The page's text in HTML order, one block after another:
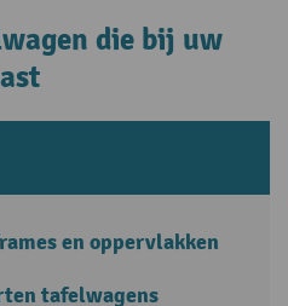
die bij uw
en oppervlakken
tafelwagens